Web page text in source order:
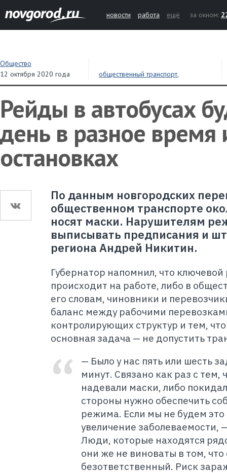
новости работа ещё за окном:
Общество
12 октября 2020 года
общественный транспорт,
коронавирус
Рейды в автобусах
день в разное время
остановках
По данным новгородских
общественном транспорте
носят маски. Нарушителям
выписывать предписания и
региона Андрей Никитин.
Губернатор напомнил, что
происходит на работе, либо в
его словам, чиновники и
баланс между рабочими
контролирующих структур и тем,
основная задача — не допустить
— Было у нас пять или шесть
минут. Связано как раз с тем,
надевали маски, либо
стороны нужно обеспечить
режима. Если мы не будем это
увеличение заболеваемости,
Люди, которые находятся
они же не виноваты в том,
безответственный. Риск